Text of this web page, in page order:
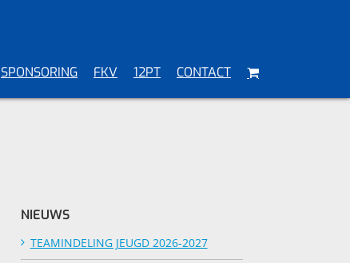
SPONSORING FKV 12PT CONTACT
NIEUWS
TEAMINDELING JEUGD 2026-2027